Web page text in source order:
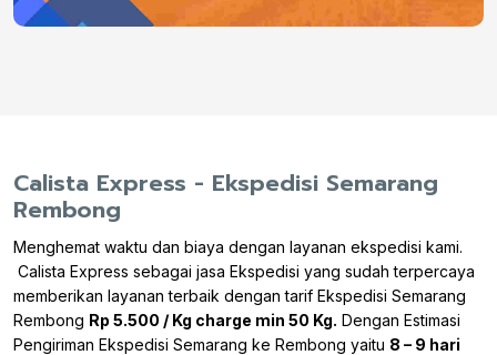
Calista Express - Ekspedisi Semarang
Rembong
Menghemat waktu dan biaya dengan layanan ekspedisi kami.
Calista Express sebagai jasa Ekspedisi yang sudah terpercaya
memberikan layanan terbaik dengan tarif Ekspedisi Semarang
Rembong Rp 5.500 / Kg charge min 50 Kg. Dengan Estimasi
Pengiriman Ekspedisi Semarang ke Rembong yaitu 8 – 9 hari